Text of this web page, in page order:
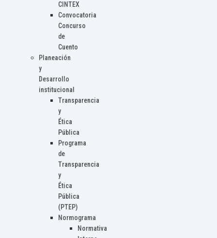
CINTEX
Convocatoria
Concurso
de
Cuento
Planeación
y
Desarrollo
institucional
Transparencia
y
Ética
Pública
Programa
de
Transparencia
y
Ética
Pública
(PTEP)
Normograma
Normativa